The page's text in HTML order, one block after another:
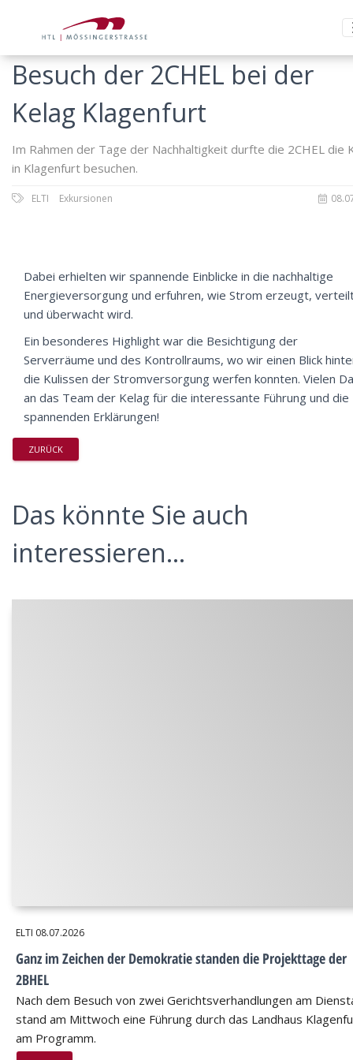
Besuch der 2CHEL bei der
Kelag Klagenfurt
Im Rahmen der Tage der Nachhaltigkeit durfte die 2CHEL die
in Klagenfurt besuchen.
ELTI Exkursionen
Dabei erhielten wir spannende Einblicke in die nachhaltige
Energieversorgung und erfuhren, wie Strom erzeugt,
und überwacht wird.
Ein besonderes Highlight war die Besichtigung der
Serverräume und des Kontrollraums, wo wir einen Blick
die Kulissen der Stromversorgung werfen konnten. Vielen
an das Team der Kelag für die interessante Führung und die
spannenden Erklärungen!
ZURÜCK
Das könnte Sie auch
interessieren...
ELTI 08.07.2026
Ganz im Zeichen der Demokratie standen die Projekttage der
2BHEL
Nach dem Besuch von zwei Gerichtsverhandlungen am
stand am Mittwoch eine Führung durch das Landhaus
am Programm.